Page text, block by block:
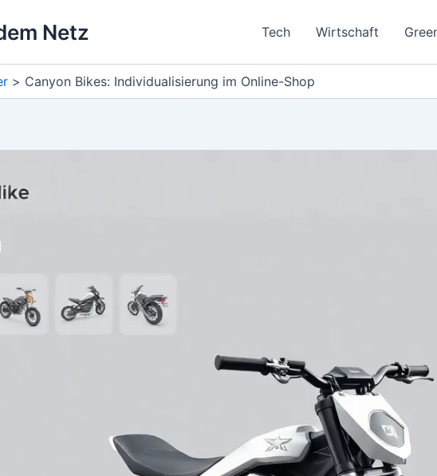
Netz Tech Wirtschaft
Canyon Bikes: Individualisierung im Online-Shop